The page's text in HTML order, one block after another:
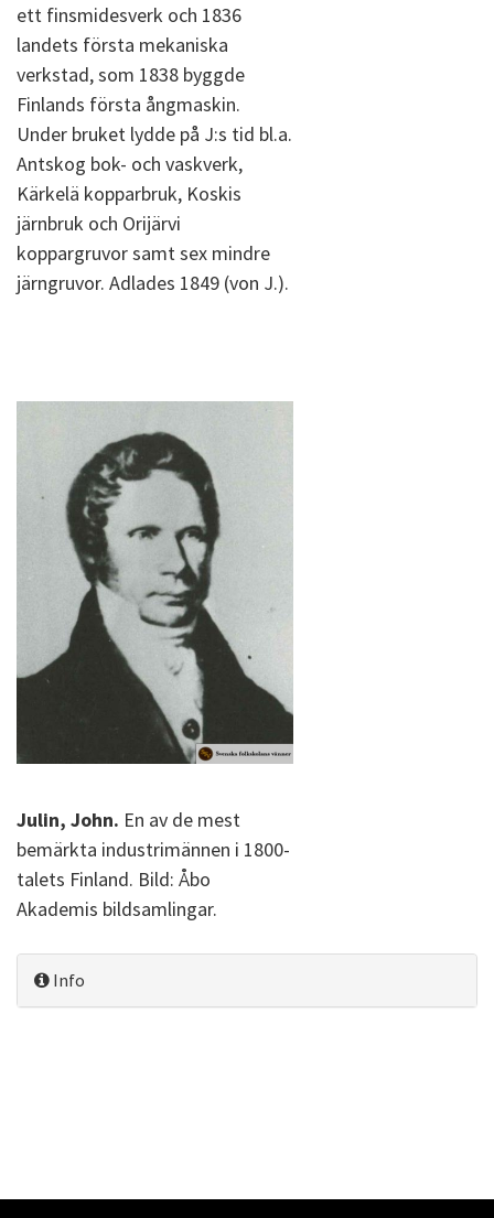
ett finsmidesverk och 1836
landets första mekaniska
verkstad, som 1838 byggde
Finlands första ångmaskin.
Under bruket lydde på J:s tid bl.a.
Antskog bok- och vaskverk,
Kärkelä kopparbruk, Koskis
järnbruk och Orijärvi
koppargruvor samt sex mindre
järngruvor. Adlades 1849 (von J.).
Julin, John. En av de mest
bemärkta industrimännen i 1800-
talets Finland. Bild: Åbo
Akademis bildsamlingar.
Info